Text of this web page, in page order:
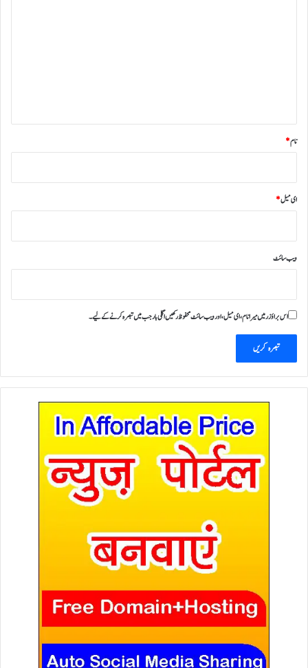
نام*
ای میل*
ویب‌ سائٹ
اس براؤزر میں میرا نام، ای میل، اور ویب سائٹ محفوظ رکھیں اگلی بار جب میں تبصرہ کرنے کےلیے۔